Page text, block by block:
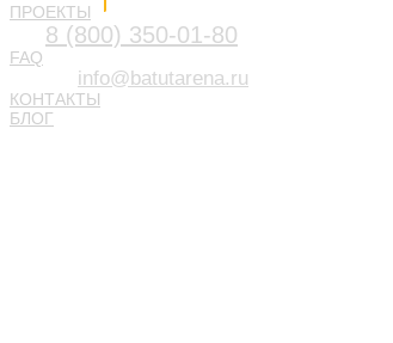
ПРОЕКТЫ
8 (800) 350-01-80
FAQ
info@batutarena.ru
КОНТАКТЫ
БЛОГ